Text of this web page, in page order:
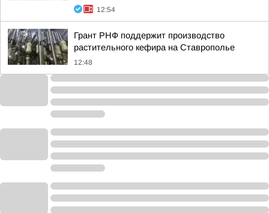
12:54
Грант РНФ поддержит производство
растительного кефира на Ставрополье
12:48